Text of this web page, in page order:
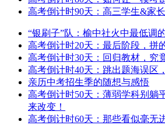
高考倒计时90天：高三学生&家
“银刷子”队：榆中社火中最低调
高考倒计时20天：最后阶段，拼
高考倒计时30天：回归教材，究
高考倒计时40天：跳出题海误区
亲历中考招生季的随想与感悟
高考倒计时50天：薄弱学科别躺
来改变！
高考倒计时60天：那些看似毫无